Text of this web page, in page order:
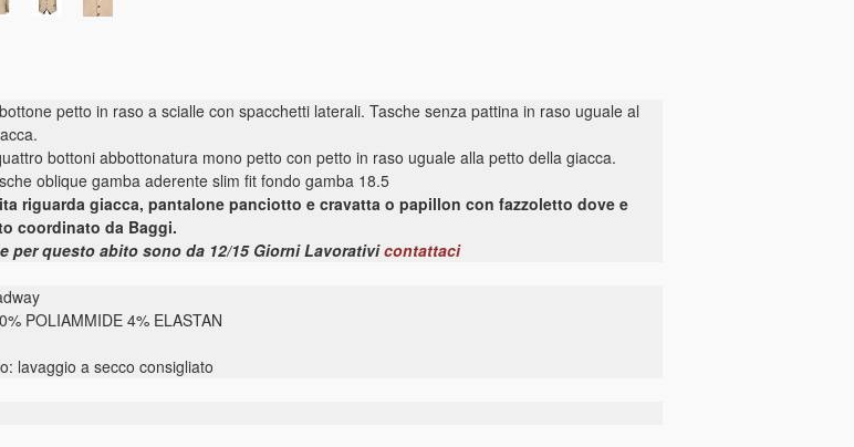
petto in raso a scialle con spacchetti laterali. Tasche senza pattina in raso uguale al
bottoni abbottonatura mono petto con petto in raso uguale alla petto della giacca.
oblique gamba aderente slim fit fondo gamba 18.5
riguarda giacca, pantalone panciotto e cravatta o papillon con fazzoletto dove e
coordinato da Baggi.
per questo abito sono da 12/15 Giorni Lavorativicontattaci
POLIAMMIDE 4% ELASTAN
lavaggio a secco consigliato